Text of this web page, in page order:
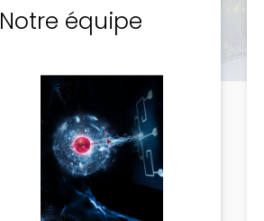
Notre équipe